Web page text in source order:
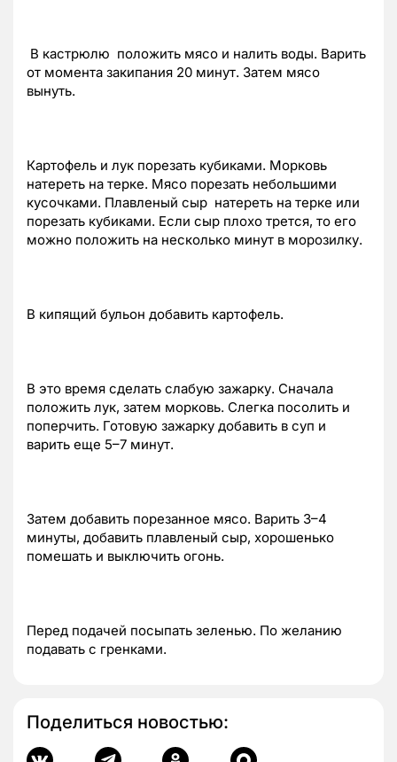
В кастрюлю положить мясо и налить воды. Варить
от момента закипания 20 минут. Затем мясо
вынуть.
Картофель и лук порезать кубиками. Морковь
натереть на терке. Мясо порезать небольшими
кусочками. Плавленый сыр натереть на терке или
порезать кубиками. Если сыр плохо трется, то его
можно положить на несколько минут в морозилку.
В кипящий бульон добавить картофель.
В это время сделать слабую зажарку. Сначала
положить лук, затем морковь. Слегка посолить и
поперчить. Готовую зажарку добавить в суп и
варить еще 5–7 минут.
Затем добавить порезанное мясо. Варить 3–4
минуты, добавить плавленый сыр, хорошенько
помешать и выключить огонь.
Перед подачей посыпать зеленью. По желанию
подавать с гренками.
Поделиться новостью: